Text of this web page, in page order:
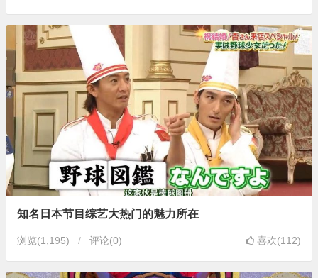
知名日本节目综艺大热门的魅力所在
浏览(1,195) 评论(0) 喜欢(112)